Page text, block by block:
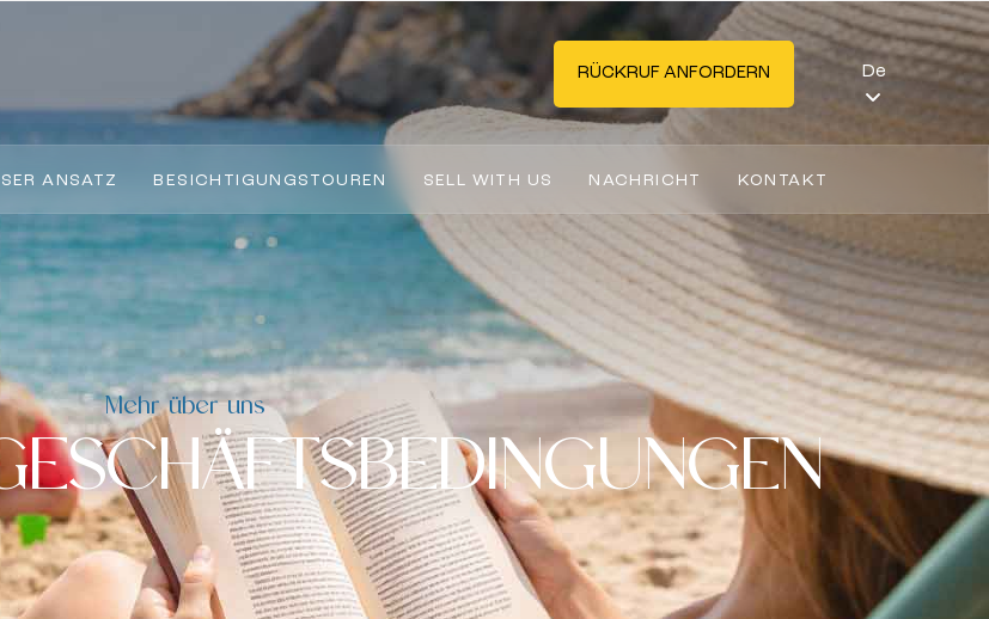
RÜCKRUF ANFORDERN De
Mehr über uns
ANSATZ BESICHTIGUNGSTOUREN SELL WITH US NACHRICHT KONTAKT